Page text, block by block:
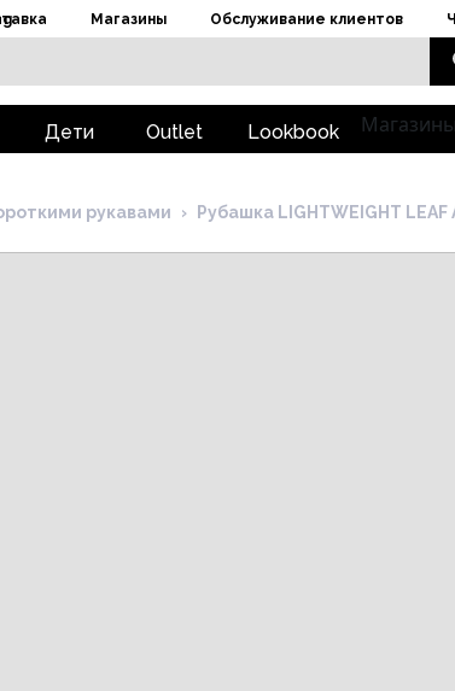
Магазины Обслуживание клиентов
Дети Outlet Lookbook Магазины
рукавами › Рубашка LIGHTWEIGHT LEAF